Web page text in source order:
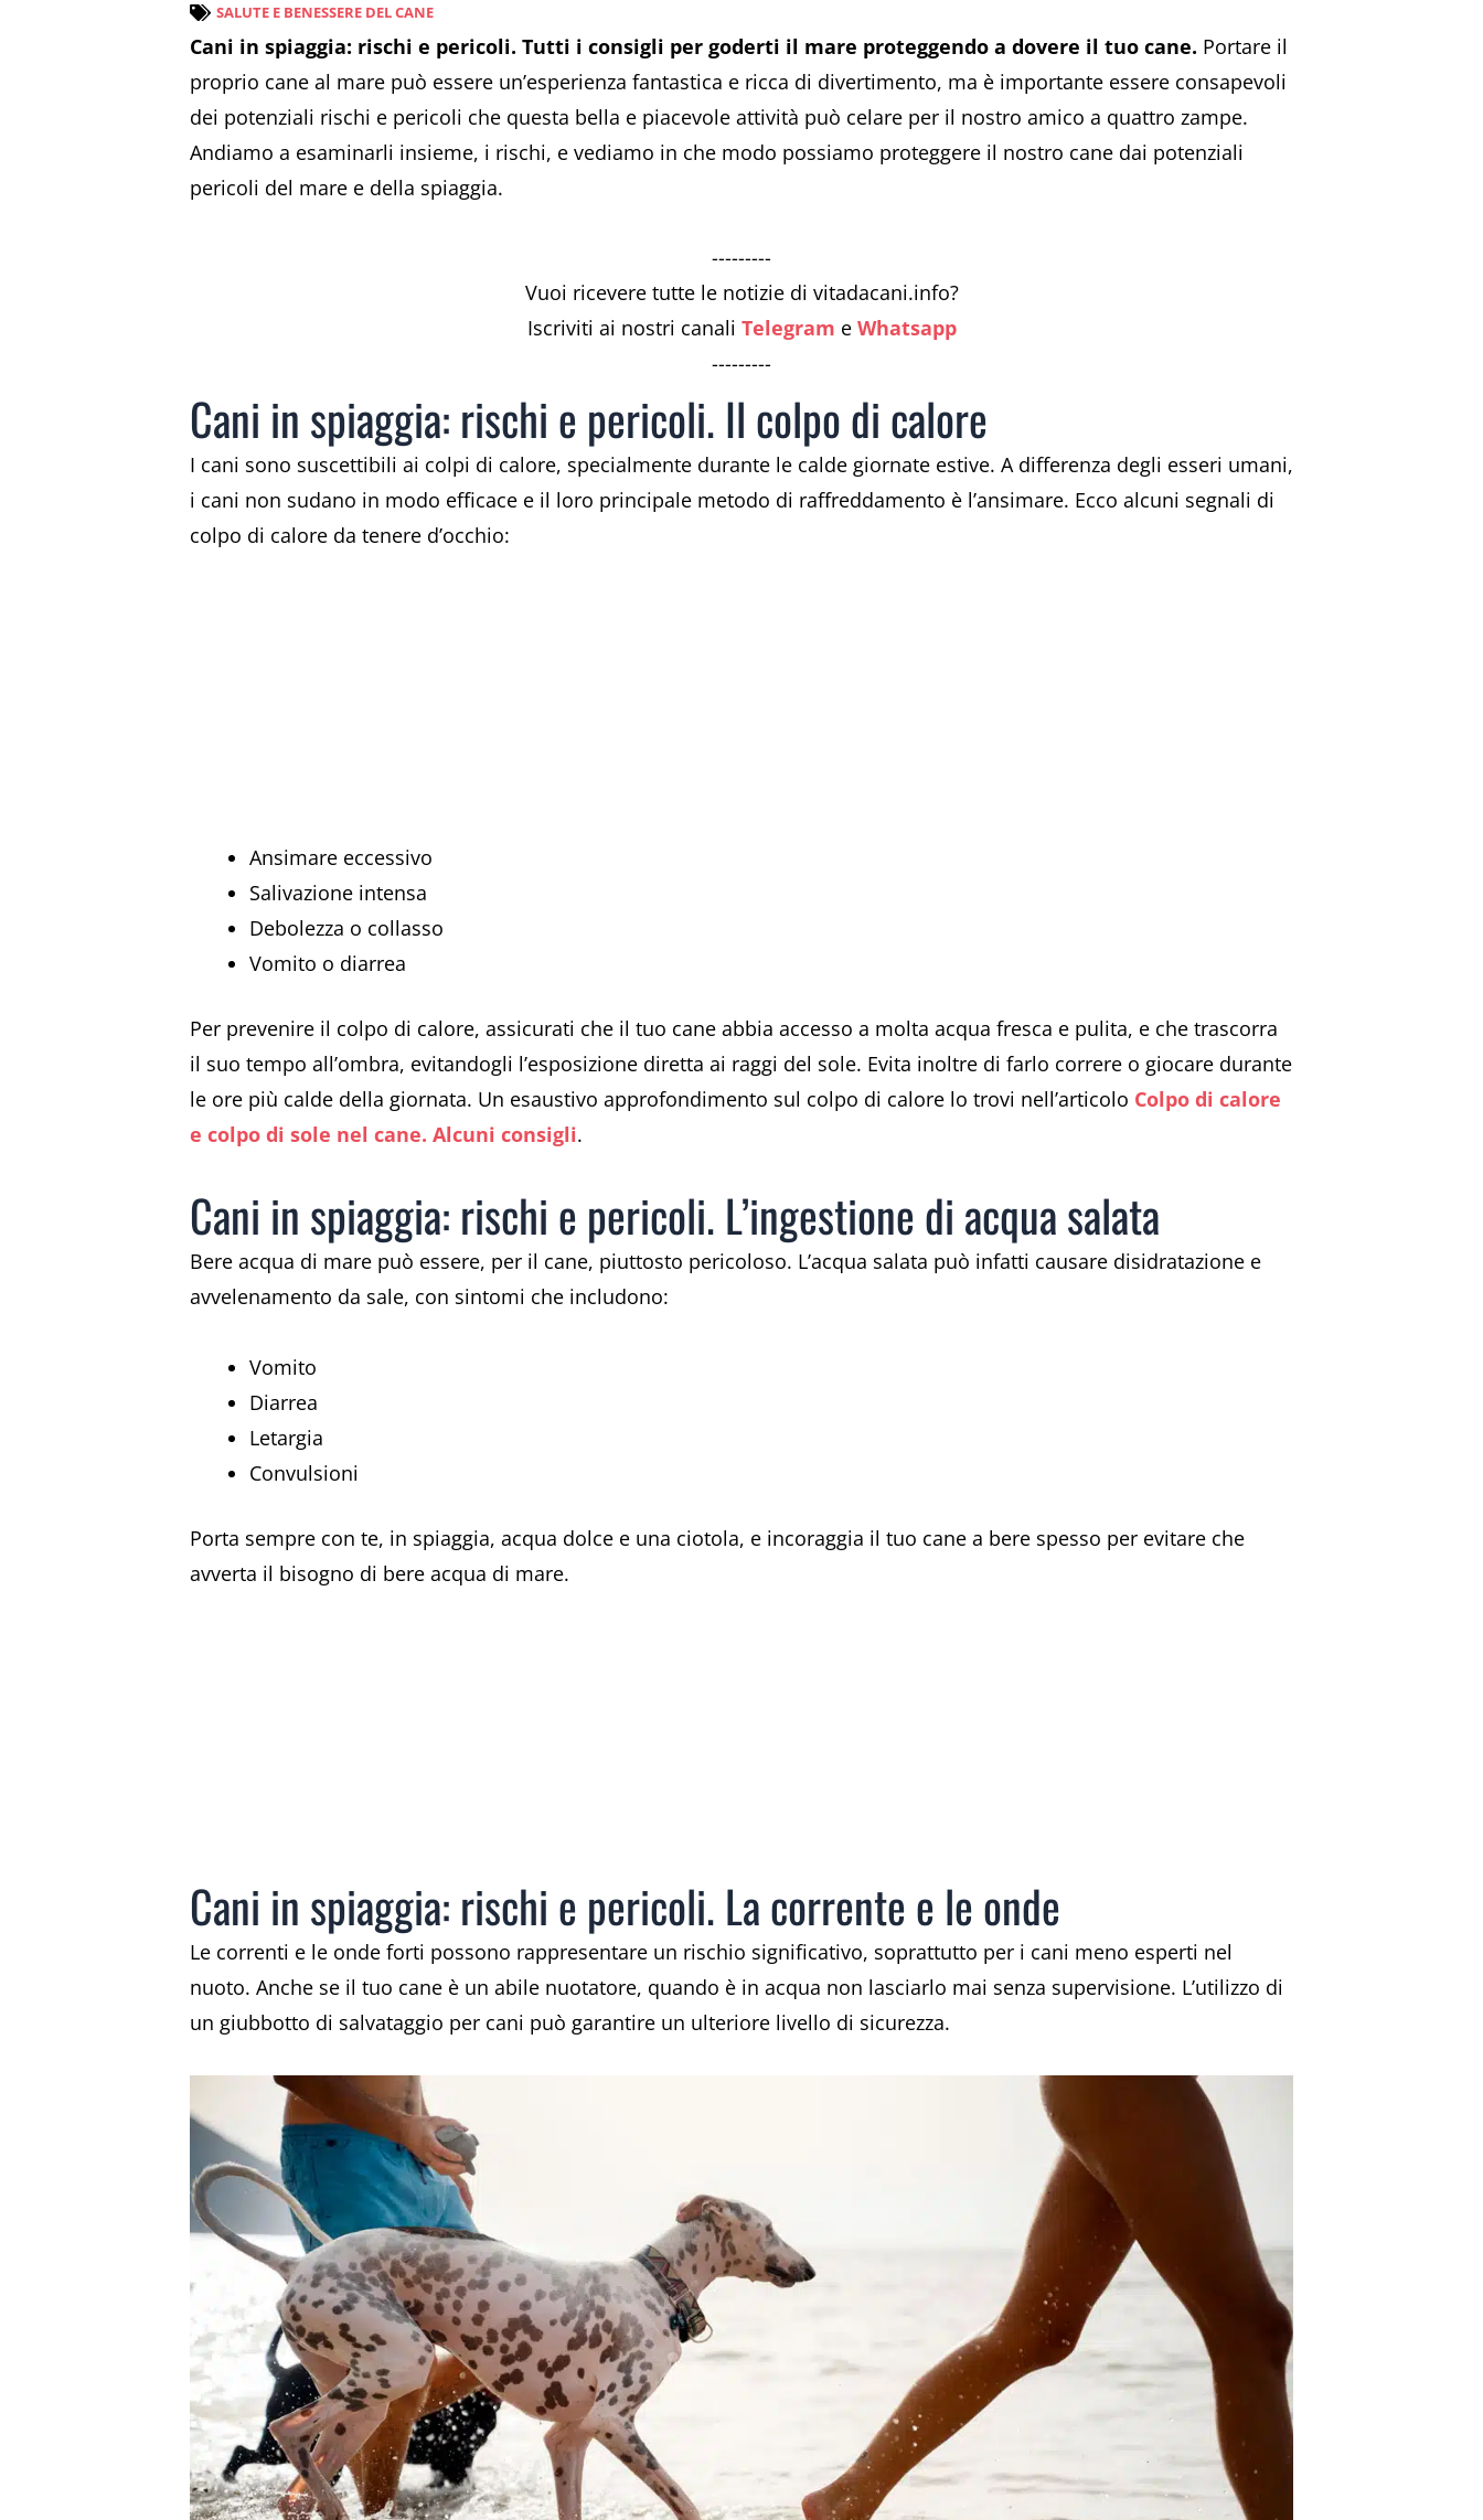
SALUTE E BENESSERE DEL CANE
Cani in spiaggia: rischi e pericoli. Tutti i consigli per goderti il mare proteggendo a dovere il tuo cane. Portare il
proprio cane al mare può essere un’esperienza fantastica e ricca di divertimento, ma è importante essere consapevoli
dei potenziali rischi e pericoli che questa bella e piacevole attività può celare per il nostro amico a quattro zampe.
Andiamo a esaminarli insieme, i rischi, e vediamo in che modo possiamo proteggere il nostro cane dai potenziali
pericoli del mare e della spiaggia.
---------
Vuoi ricevere tutte le notizie di vitadacani.info?
Iscriviti ai nostri canali Telegram e Whatsapp
---------
Cani in spiaggia: rischi e pericoli. Il colpo di calore
I cani sono suscettibili ai colpi di calore, specialmente durante le calde giornate estive. A differenza degli esseri umani,
i cani non sudano in modo efficace e il loro principale metodo di raffreddamento è l’ansimare. Ecco alcuni segnali di
colpo di calore da tenere d’occhio:
Ansimare eccessivo
Salivazione intensa
Debolezza o collasso
Vomito o diarrea
Per prevenire il colpo di calore, assicurati che il tuo cane abbia accesso a molta acqua fresca e pulita, e che trascorra
il suo tempo all’ombra, evitandogli l’esposizione diretta ai raggi del sole. Evita inoltre di farlo correre o giocare durante
le ore più calde della giornata. Un esaustivo approfondimento sul colpo di calore lo trovi nell’articolo Colpo di calore
e colpo di sole nel cane. Alcuni consigli.
Cani in spiaggia: rischi e pericoli. L’ingestione di acqua salata
Bere acqua di mare può essere, per il cane, piuttosto pericoloso. L’acqua salata può infatti causare disidratazione e
avvelenamento da sale, con sintomi che includono:
Vomito
Diarrea
Letargia
Convulsioni
Porta sempre con te, in spiaggia, acqua dolce e una ciotola, e incoraggia il tuo cane a bere spesso per evitare che
avverta il bisogno di bere acqua di mare.
Cani in spiaggia: rischi e pericoli. La corrente e le onde
Le correnti e le onde forti possono rappresentare un rischio significativo, soprattutto per i cani meno esperti nel
nuoto. Anche se il tuo cane è un abile nuotatore, quando è in acqua non lasciarlo mai senza supervisione. L’utilizzo di
un giubbotto di salvataggio per cani può garantire un ulteriore livello di sicurezza.